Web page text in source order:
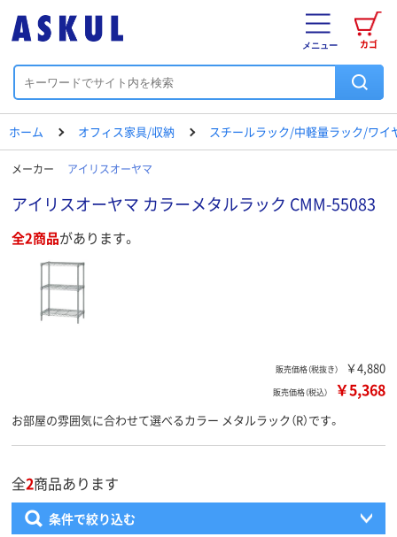
カゴ
メニュー
ホーム オフィス家具/収納 スチールラック/中軽量ラック/ワイ
メーカー アイリスオーヤマ
アイリスオーヤマ カラーメタルラック CMM-55083
全2商品があります。
販売価格（税抜き） ￥4,880
販売価格（税込） ￥5,368
お部屋の雰囲気に合わせて選べるカラー メタルラック（R）です。
全2商品あります
条件で絞り込む